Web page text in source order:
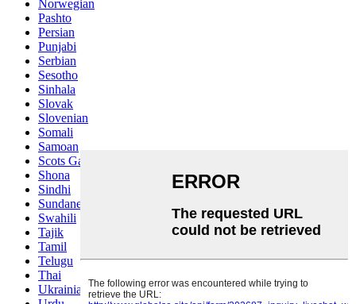
Norwegian
Pashto
Persian
Punjabi
Serbian
Sesotho
Sinhala
Slovak
Slovenian
Somali
Samoan
Scots Gaelic
Shona
Sindhi
Sundanese
Swahili
Tajik
Tamil
Telugu
Thai
Ukrainian